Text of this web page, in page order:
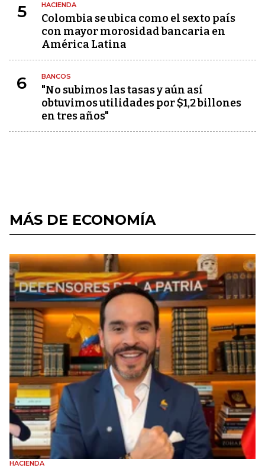
5 HACIENDA
Colombia se ubica como el sexto país
con mayor morosidad bancaria en
América Latina
6 BANCOS
"No subimos las tasas y aún así
obtuvimos utilidades por $1,2 billones
en tres años"
MÁS DE ECONOMÍA
HACIENDA